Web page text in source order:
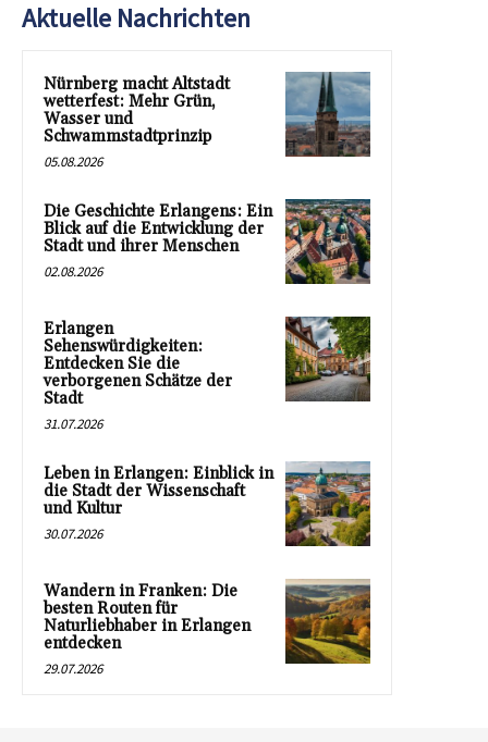
Aktuelle Nachrichten
Nürnberg macht Altstadt
wetterfest: Mehr Grün,
Wasser und
Schwammstadtprinzip
05.08.2026
Die Geschichte Erlangens: Ein
Blick auf die Entwicklung der
Stadt und ihrer Menschen
02.08.2026
Erlangen
Sehenswürdigkeiten:
Entdecken Sie die
verborgenen Schätze der
Stadt
31.07.2026
Leben in Erlangen: Einblick in
die Stadt der Wissenschaft
und Kultur
30.07.2026
Wandern in Franken: Die
besten Routen für
Naturliebhaber in Erlangen
entdecken
29.07.2026